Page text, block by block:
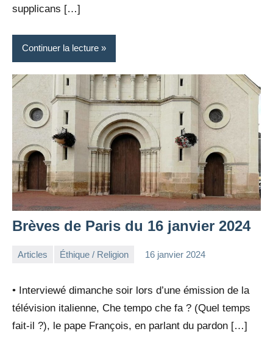
supplicans […]
Continuer la lecture
Brèves de Paris du 16 janvier 2024
Articles Éthique / Religion 16 janvier 2024
• Interviewé dimanche soir lors d’une émission de la
télévision italienne, Che tempo che fa ? (Quel temps
fait-il ?), le pape François, en parlant du pardon […]